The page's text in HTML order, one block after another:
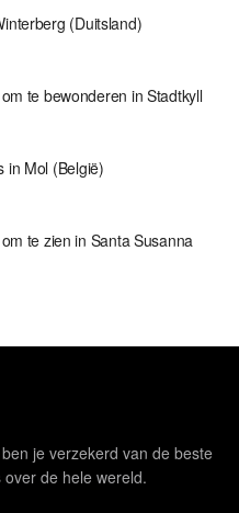
(Duitsland)
te bewonderen in Stadtkyll
in Mol (België)
te zien in Santa Susanna
je verzekerd van de beste
de hele wereld.